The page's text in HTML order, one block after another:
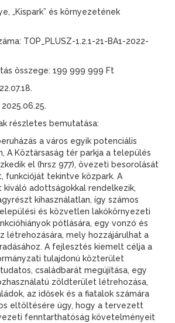
„Kispark” és környezetének
TOP_PLUSZ-1.2.1-21-BA1-2022-
összege: 199 999 999 Ft
részletes bemutatása:
a város egyik potenciális
A Köztársaság tér parkja a település
el (hrsz 977), övezeti besorolását
funkcióját tekintve közpark. A
adottságokkal rendelkezik,
kihasználatlan, így számos
és közvetlen lakókörnyezeti
pótlására, egy vonzó és
létrehozására, mely hozzájárulhat a
A fejlesztés kiemelt célja a
tulajdonú közterület
családbarát megújítása, egy
zöldterület létrehozása,
az idősek és a fiatalok számára
eltöltésére úgy, hogy a tervezett
fenntarthatóság követelményeit